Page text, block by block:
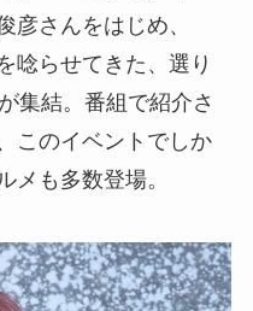
彦さんをはじめ、
唸らせてきた、選り
集結。番組で紹介さ
このイベントでしか
メも多数登場。